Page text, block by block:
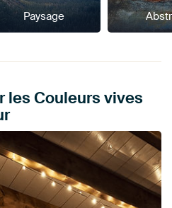
Paysage
les Couleurs vives